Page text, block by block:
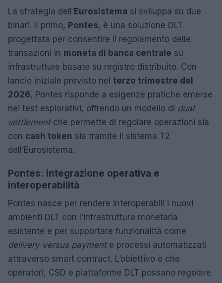
La strategia dell’Eurosistema si sviluppa su due
binari. Il primo, Pontes, è una soluzione DLT
progettata per consentire il regolamento delle
transazioni in moneta di banca centrale su
infrastrutture basate su registro distribuito. Con
lancio iniziale previsto nel terzo trimestre del
2026, Pontes risponde a esigenze pratiche emerse
nei test esplorativi, offrendo un modello di dual
settlementche permette di regolare operazioni sia
con cash token sia tramite il sistema T2
dell’Eurosistema.
Pontes: integrazione operativa e
interoperabilità
Pontes nasce per rendere interoperabili i nuovi
ambienti DLT con l’infrastruttura monetaria
esistente e per supportare funzionalità come
delivery versus paymente processi automatizzati
attraverso smart contract. L’obiettivo è che
operatori, CSD e piattaforme DLT possano regolare